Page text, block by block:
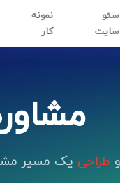
سئو
سایت
نمونه
کار
و طراحی یک مسیر